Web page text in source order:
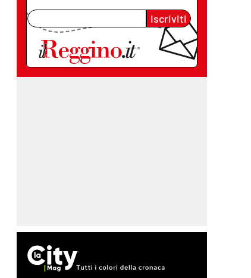
Iscriviti